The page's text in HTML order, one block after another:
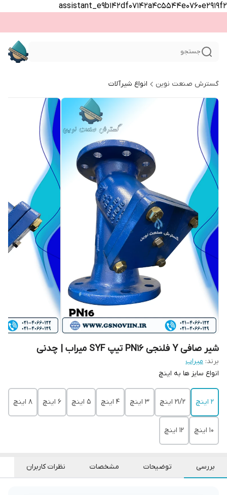
assistant_e9b142df07142a4c5544e0760e2919f2
جستجو
گسترش صنعت نوین انواع شیرآلات
شیر صافی Y فلنجی PN16 تیپ SYF میراب | چدنی
برند: میراب
انواع سایز ها به اینچ
2 اینچ 21/2 اینچ 3 اینچ 4 اینچ 5 اینچ 6 اینچ 8 اینچ
10 اینچ 12 اینچ
بررسی توضیحات مشخصات نظرات کاربران